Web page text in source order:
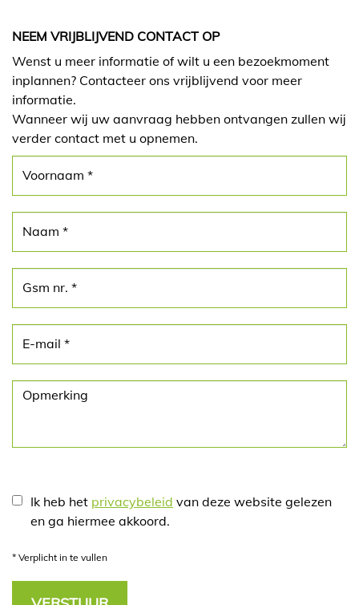
NEEM VRIJBLIJVEND CONTACT OP
Wenst u meer informatie of wilt u een bezoekmoment
inplannen? Contacteer ons vrijblijvend voor meer
informatie.
Wanneer wij uw aanvraag hebben ontvangen zullen wij
verder contact met u opnemen.
Ik heb het privacybeleid van deze website gelezen
en ga hiermee akkoord.
* Verplicht in te vullen